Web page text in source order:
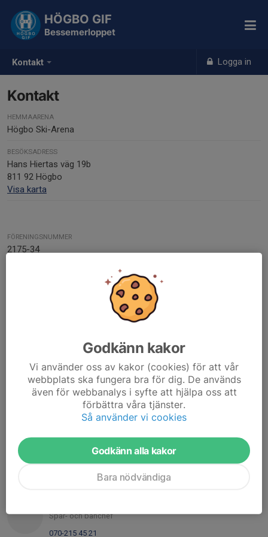
Kontakt Logga in
HÖGBO GIF
Bessemerloppet
Kontakt
HEMMAARENA
Högbo Ski-Arena
BESÖKSADRESS
Hans Hiertas väg 19b
811 92 Högbo
Visa karta
FÖRENINGSNUMMER
2175-34
Kontaktpersoner
Eva-Lena Mäkinen
Tävlingsledare
070-230 10 13
evalena.makinen@gmail.com
Peter Tunell
Webbansvarig, Sekritariat
peter.tunell@gmail.com
Spår- och banchef
070-215 45 21
Godkänn kakor
Vi använder oss av kakor (cookies) för att vår
webbplats ska fungera bra för dig. De används
även för webbanalys i syfte att hjälpa oss att
förbättra våra tjänster.
Så använder vi cookies
Godkänn alla kakor
Bara nödvändiga